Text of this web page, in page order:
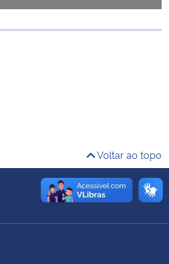
Voltar ao topo